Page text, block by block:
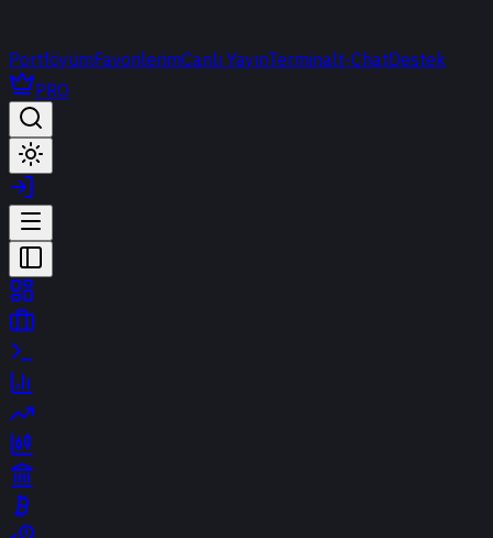
PortföyümFavorilerimCanlı YayınTerminalt-ChatDestek
PRO